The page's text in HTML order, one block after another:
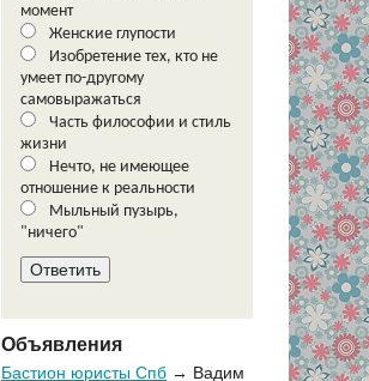
момент
Женские глупости
Изобретение тех, кто не
умеет по-другому
самовыражаться
Часть философии и стиль
жизни
Нечто, не имеющее
отношение к реальности
Мыльный пузырь,
"ничего"
Объявления
Бастион юристы Спб → Вадим